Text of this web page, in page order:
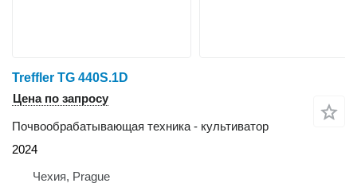
Treffler TG 440S.1D
Цена по запросу
Почвообрабатывающая техника - культиватор
2024
Чехия, Prague